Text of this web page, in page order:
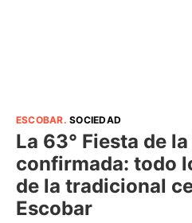
ESCOBAR.SOCIEDAD
La 63° Fiesta de
confirmada: todo
de la tradicional
Escobar